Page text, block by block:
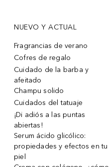
NUEVO Y ACTUAL
Fragrancias de verano
Cofres de regalo
Cuidado de la barba y
afeitado
Champu solido
Cuidados del tatuaje
¡Di adiós a las puntas
abiertas!
Serum ácido glicólico:
propiedades y efectos en tu
piel